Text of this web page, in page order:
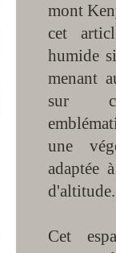
mont
cet
humide
menant
sur
une
adaptée
d'altitude.
Cet